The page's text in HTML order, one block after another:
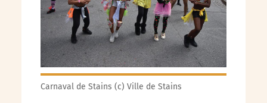
Carnaval de Stains (c) Ville de Stains